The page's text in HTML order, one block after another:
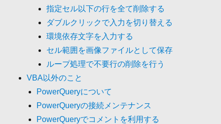
指定セル以下の行を全て削除する
ダブルクリックで入力を切り替える
環境依存文字を入力する
セル範囲を画像ファイルとして保存
ループ処理で不要行の削除を行う
VBA以外のこと
PowerQueryについて
PowerQueryの接続メンテナンス
PowerQueryでコメントを利用する